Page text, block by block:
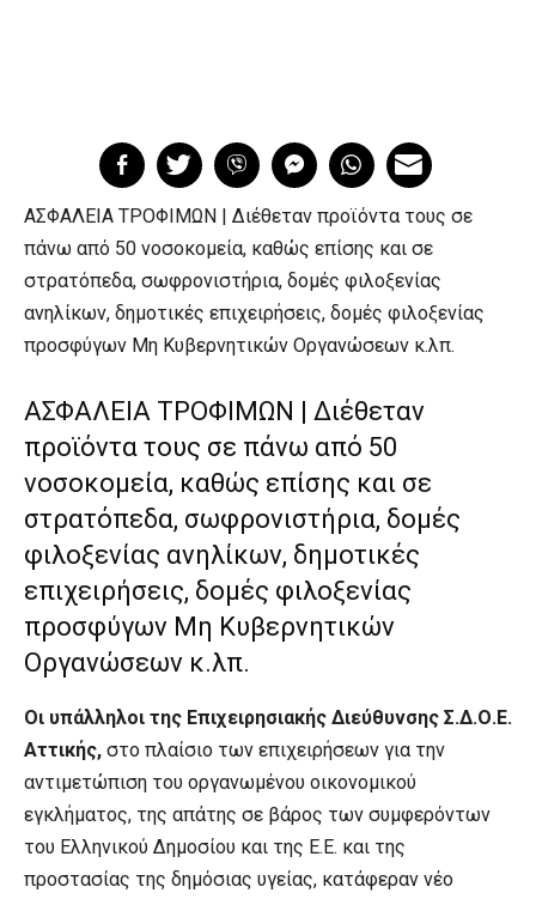
ΑΣΦΑΛΕΙΑ ΤΡΟΦΙΜΩΝ | Διέθεταν προϊόντα τους σε
πάνω από 50 νοσοκομεία, καθώς επίσης και σε
στρατόπεδα, σωφρονιστήρια, δομές φιλοξενίας
ανηλίκων, δημοτικές επιχειρήσεις, δομές φιλοξενίας
προσφύγων Μη Κυβερνητικών Οργανώσεων κ.λπ.
ΑΣΦΑΛΕΙΑ ΤΡΟΦΙΜΩΝ | Διέθεταν
προϊόντα τους σε πάνω από 50
νοσοκομεία, καθώς επίσης και σε
στρατόπεδα, σωφρονιστήρια, δομές
φιλοξενίας ανηλίκων, δημοτικές
επιχειρήσεις, δομές φιλοξενίας
προσφύγων Μη Κυβερνητικών
Οργανώσεων κ.λπ.
Οι υπάλληλοι της Επιχειρησιακής Διεύθυνσης Σ.Δ.Ο.Ε.
Αττικής, στο πλαίσιο των επιχειρήσεων για την
αντιμετώπιση του οργανωμένου οικονομικού
εγκλήματος, της απάτης σε βάρος των συμφερόντων
του Ελληνικού Δημοσίου και της Ε.Ε. και της
προστασίας της δημόσιας υγείας, κατάφεραν νέο